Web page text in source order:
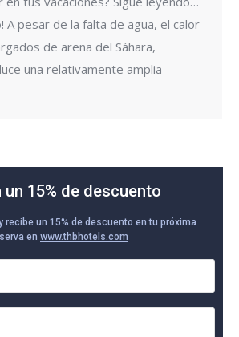
A pesar de la falta de agua, el calor
de arena del Sáhara,
una relativamente amplia
un 15% de descuento
recibe un 15% de descuento en tu próxima
en www.thbhotels.com